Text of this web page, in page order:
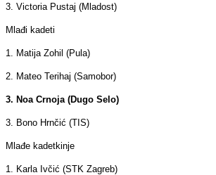
3. Victoria Pustaj (Mladost)
Mlađi kadeti
1. Matija Zohil (Pula)
2. Mateo Terihaj (Samobor)
3. Noa Crnoja (Dugo Selo)
3. Bono Hrnčić (TIS)
Mlađe kadetkinje
1. Karla Ivčić (STK Zagreb)